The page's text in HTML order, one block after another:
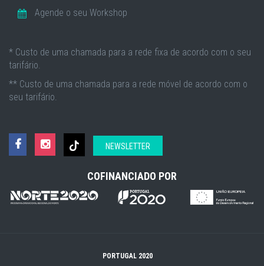
Agende o seu Workshop
* Custo de uma chamada para a rede fixa de acordo com o seu
tarifário.
** Custo de uma chamada para a rede móvel de acordo com o
seu tarifário.
NEWSLETTER
COFINANCIADO POR
PORTUGAL 2020